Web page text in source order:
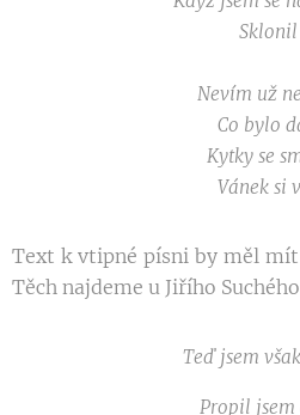
Sklonil
Nevím už
Co bylo
Kytky se
Vánek si
Text k vtipné písni by měl
Těch najdeme u Jiřího
Teď jsem
Propil jsem